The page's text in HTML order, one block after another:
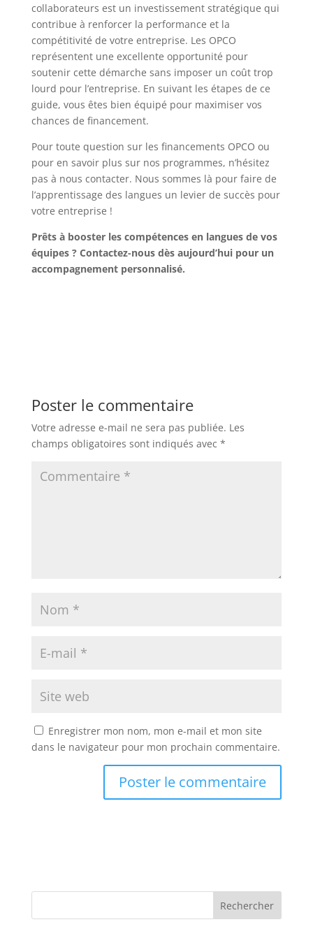
collaborateurs est un investissement stratégique qui
contribue à renforcer la performance et la
compétitivité de votre entreprise. Les OPCO
représentent une excellente opportunité pour
soutenir cette démarche sans imposer un coût trop
lourd pour l’entreprise. En suivant les étapes de ce
guide, vous êtes bien équipé pour maximiser vos
chances de financement.
Pour toute question sur les financements OPCO ou
pour en savoir plus sur nos programmes, n’hésitez
pas à nous contacter. Nous sommes là pour faire de
l’apprentissage des langues un levier de succès pour
votre entreprise !
Prêts à booster les compétences en langues de vos
équipes ? Contactez-nous dès aujourd’hui pour un
accompagnement personnalisé.
Poster le commentaire
Votre adresse e-mail ne sera pas publiée. Les
champs obligatoires sont indiqués avec *
Enregistrer mon nom, mon e-mail et mon site
dans le navigateur pour mon prochain commentaire.
Rechercher